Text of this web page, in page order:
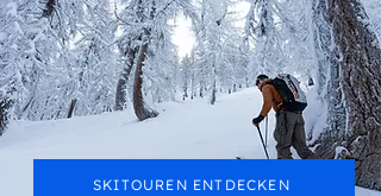
Skitouren
SKITOUREN ENTDECKEN